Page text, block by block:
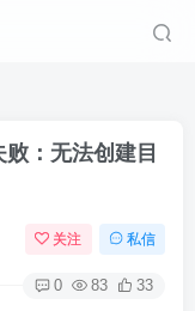
：无法创建目
关注 私信
0 83 33